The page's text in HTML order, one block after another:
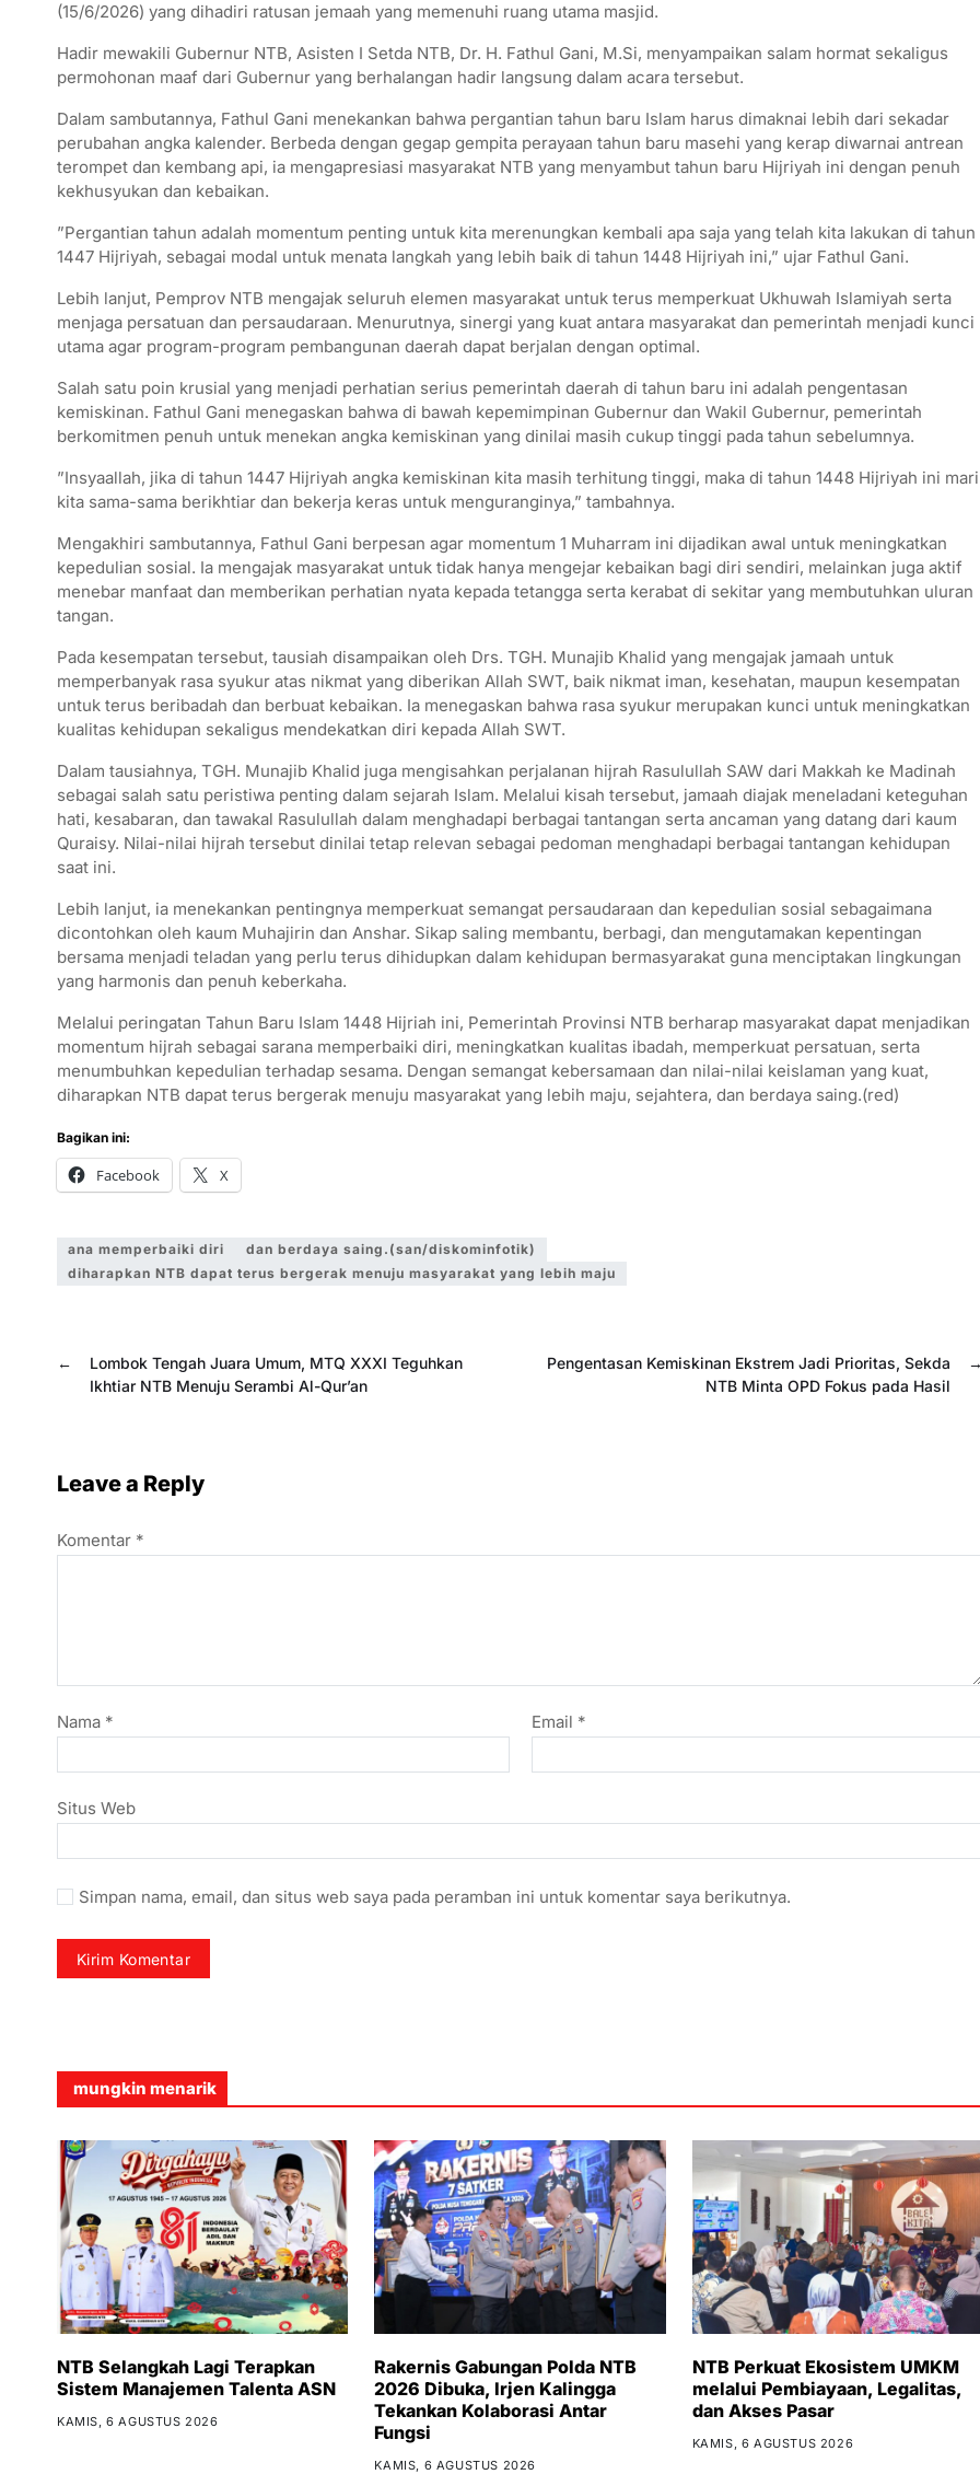
(15/6/2026) yang dihadiri ratusan jemaah yang memenuhi ruang utama masjid.
​Hadir mewakili Gubernur NTB, Asisten I Setda NTB, Dr. H. Fathul Gani, M.Si, menyampaikan salam hormat sekaligus
permohonan maaf dari Gubernur yang berhalangan hadir langsung dalam acara tersebut.
​Dalam sambutannya, Fathul Gani menekankan bahwa pergantian tahun baru Islam harus dimaknai lebih dari sekadar
perubahan angka kalender. Berbeda dengan gegap gempita perayaan tahun baru masehi yang kerap diwarnai antrean
terompet dan kembang api, ia mengapresiasi masyarakat NTB yang menyambut tahun baru Hijriyah ini dengan penuh
kekhusyukan dan kebaikan.
​”Pergantian tahun adalah momentum penting untuk kita merenungkan kembali apa saja yang telah kita lakukan di tahun
1447 Hijriyah, sebagai modal untuk menata langkah yang lebih baik di tahun 1448 Hijriyah ini,” ujar Fathul Gani.
​Lebih lanjut, Pemprov NTB mengajak seluruh elemen masyarakat untuk terus memperkuat Ukhuwah Islamiyah serta
menjaga persatuan dan persaudaraan. Menurutnya, sinergi yang kuat antara masyarakat dan pemerintah menjadi kunci
utama agar program-program pembangunan daerah dapat berjalan dengan optimal.
​Salah satu poin krusial yang menjadi perhatian serius pemerintah daerah di tahun baru ini adalah pengentasan
kemiskinan. Fathul Gani menegaskan bahwa di bawah kepemimpinan Gubernur dan Wakil Gubernur, pemerintah
berkomitmen penuh untuk menekan angka kemiskinan yang dinilai masih cukup tinggi pada tahun sebelumnya.
​”Insyaallah, jika di tahun 1447 Hijriyah angka kemiskinan kita masih terhitung tinggi, maka di tahun 1448 Hijriyah ini mari
kita sama-sama berikhtiar dan bekerja keras untuk menguranginya,” tambahnya.
​Mengakhiri sambutannya, Fathul Gani berpesan agar momentum 1 Muharram ini dijadikan awal untuk meningkatkan
kepedulian sosial. Ia mengajak masyarakat untuk tidak hanya mengejar kebaikan bagi diri sendiri, melainkan juga aktif
menebar manfaat dan memberikan perhatian nyata kepada tetangga serta kerabat di sekitar yang membutuhkan uluran
tangan.
Pada kesempatan tersebut, tausiah disampaikan oleh Drs. TGH. Munajib Khalid yang mengajak jamaah untuk
memperbanyak rasa syukur atas nikmat yang diberikan Allah SWT, baik nikmat iman, kesehatan, maupun kesempatan
untuk terus beribadah dan berbuat kebaikan. Ia menegaskan bahwa rasa syukur merupakan kunci untuk meningkatkan
kualitas kehidupan sekaligus mendekatkan diri kepada Allah SWT.
Dalam tausiahnya, TGH. Munajib Khalid juga mengisahkan perjalanan hijrah Rasulullah SAW dari Makkah ke Madinah
sebagai salah satu peristiwa penting dalam sejarah Islam. Melalui kisah tersebut, jamaah diajak meneladani keteguhan
hati, kesabaran, dan tawakal Rasulullah dalam menghadapi berbagai tantangan serta ancaman yang datang dari kaum
Quraisy. Nilai-nilai hijrah tersebut dinilai tetap relevan sebagai pedoman menghadapi berbagai tantangan kehidupan
saat ini.
Lebih lanjut, ia menekankan pentingnya memperkuat semangat persaudaraan dan kepedulian sosial sebagaimana
dicontohkan oleh kaum Muhajirin dan Anshar. Sikap saling membantu, berbagi, dan mengutamakan kepentingan
bersama menjadi teladan yang perlu terus dihidupkan dalam kehidupan bermasyarakat guna menciptakan lingkungan
yang harmonis dan penuh keberkaha.
Melalui peringatan Tahun Baru Islam 1448 Hijriah ini, Pemerintah Provinsi NTB berharap masyarakat dapat menjadikan
momentum hijrah sebagai sarana memperbaiki diri, meningkatkan kualitas ibadah, memperkuat persatuan, serta
menumbuhkan kepedulian terhadap sesama. Dengan semangat kebersamaan dan nilai-nilai keislaman yang kuat,
diharapkan NTB dapat terus bergerak menuju masyarakat yang lebih maju, sejahtera, dan berdaya saing.(red)
Bagikan ini:
Facebook X
ana memperbaiki diri
dan berdaya saing.(san/diskominfotik)
diharapkan NTB dapat terus bergerak menuju masyarakat yang lebih maju
←
Lombok Tengah Juara Umum, MTQ XXXI Teguhkan
Ikhtiar NTB Menuju Serambi Al-Qur’an
Pengentasan Kemiskinan Ekstrem Jadi Prioritas, Sekda
NTB Minta OPD Fokus pada Hasil
Leave a Reply
Komentar *
Nama * Email *
Situs Web
Simpan nama, email, dan situs web saya pada peramban ini untuk komentar saya berikutnya.
mungkin menarik
NTB Selangkah Lagi Terapkan
Sistem Manajemen Talenta ASN
KAMIS, 6 AGUSTUS 2026
Rakernis Gabungan Polda NTB
2026 Dibuka, Irjen Kalingga
Tekankan Kolaborasi Antar
Fungsi
KAMIS, 6 AGUSTUS 2026
NTB Perkuat Ekosistem UMKM
melalui Pembiayaan, Legalitas,
dan Akses Pasar
KAMIS, 6 AGUSTUS 2026